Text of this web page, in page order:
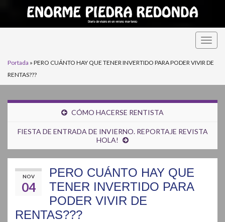
Portada » PERO CUÁNTO HAY QUE TENER INVERTIDO PARA PODER VIVIR DE
RENTAS???
CÓMO HACERSE RENTISTA
FIESTA DE ENTRADA DE INVIERNO. REPORTAJE REVISTA
HOLA!
NOV
04
PERO CUÁNTO HAY QUE
TENER INVERTIDO PARA
PODER VIVIR DE
RENTAS???